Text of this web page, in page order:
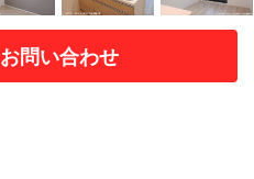
お問い合わせ